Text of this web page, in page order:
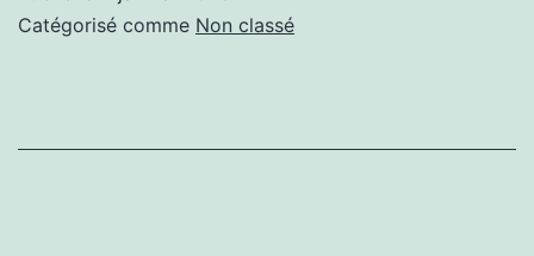
Catégorisé comme Non classé